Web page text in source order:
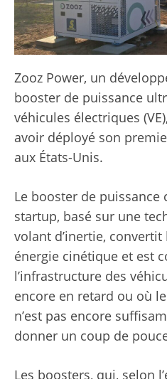
Zooz Power, un
booster de puissance
véhicules électriques
avoir déployé son
aux États-Unis.
Le booster de puissance
startup, basé sur une
volant d’inertie, convertit
énergie cinétique et est
l’infrastructure des
encore en retard ou où
n’est pas encore
donner un coup de
Les boosters, qui, selon